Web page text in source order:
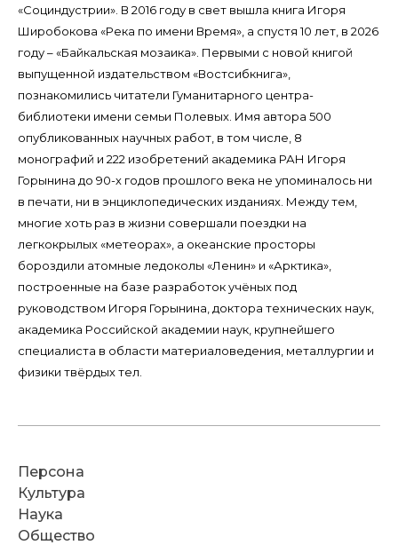
«Социндустрии». В 2016 году в свет вышла книга Игоря
Широбокова «Река по имени Время», а спустя 10 лет, в 2026
году – «Байкальская мозаика». Первыми с новой книгой
выпущенной издательством «Востсибкнига»,
познакомились читатели Гуманитарного центра-
библиотеки имени семьи Полевых. Имя автора 500
опубликованных научных работ, в том числе, 8
монографий и 222 изобретений академика РАН Игоря
Горынина до 90-х годов прошлого века не упоминалось ни
в печати, ни в энциклопедических изданиях. Между тем,
многие хоть раз в жизни совершали поездки на
легкокрылых «метеорах», а океанские просторы
бороздили атомные ледоколы «Ленин» и «Арктика»,
построенные на базе разработок учёных под
руководством Игоря Горынина, доктора технических наук,
академика Российской академии наук, крупнейшего
специалиста в области материаловедения, металлургии и
физики твёрдых тел.
Персона
Культура
Наука
Общество